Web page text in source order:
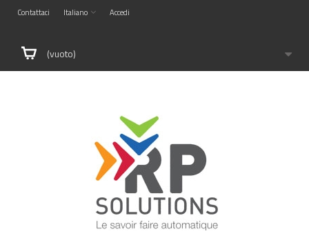
Contattaci Italiano Accedi
(vuoto)